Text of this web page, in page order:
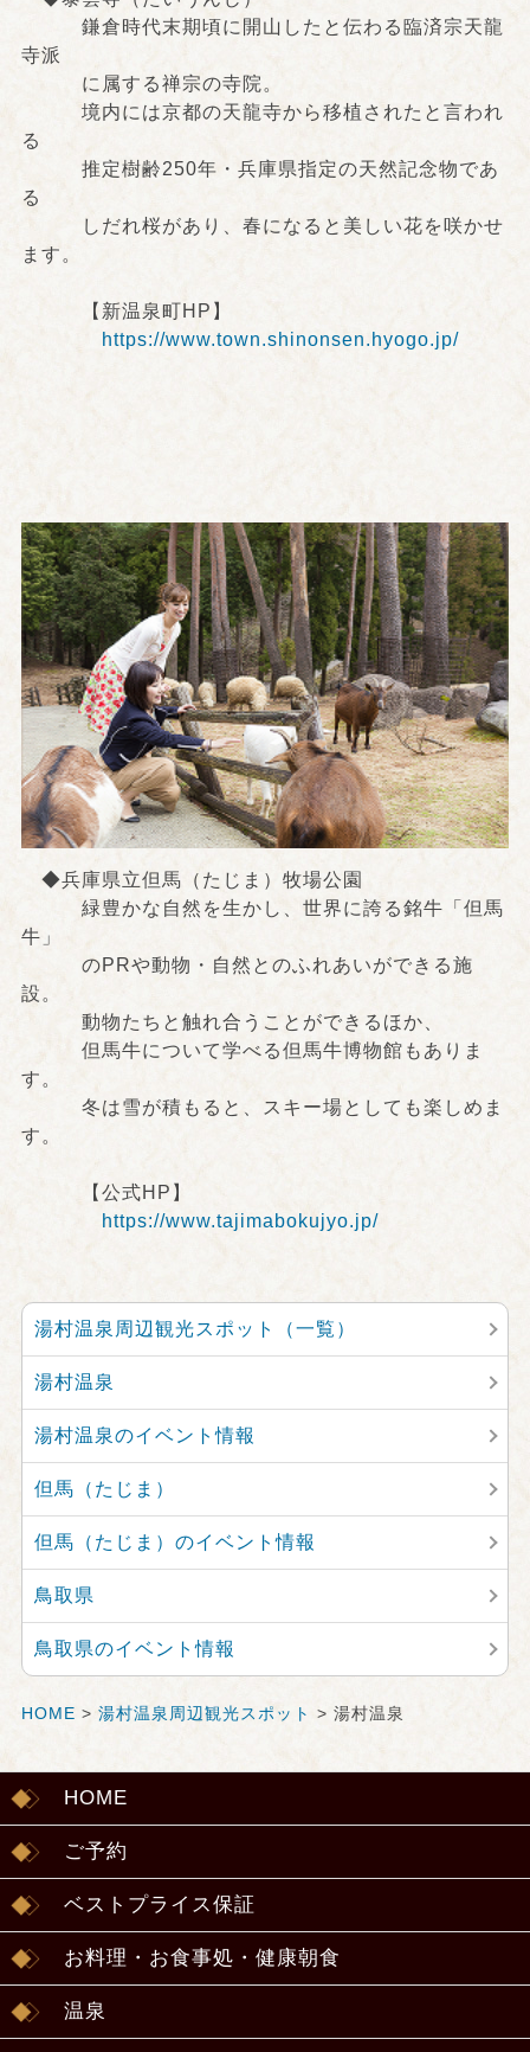
鎌倉時代末期頃に開山したと伝わる臨済宗天龍
寺派
に属する禅宗の寺院。
境内には京都の天龍寺から移植されたと言われ
る
推定樹齢250年・兵庫県指定の天然記念物であ
る
しだれ桜があり、春になると美しい花を咲かせ
ます。
【新温泉町HP】
https://www.town.shinonsen.hyogo.jp/
◆兵庫県立但馬（たじま）牧場公園
緑豊かな自然を生かし、世界に誇る銘牛「但馬
牛」
のPRや動物・自然とのふれあいができる施
設。
動物たちと触れ合うことができるほか、
但馬牛について学べる但馬牛博物館もありま
す。
冬は雪が積もると、スキー場としても楽しめま
す。
【公式HP】
https://www.tajimabokujyo.jp/
湯村温泉周辺観光スポット（一覧）
湯村温泉
湯村温泉のイベント情報
但馬（たじま）
但馬（たじま）のイベント情報
鳥取県
鳥取県のイベント情報
HOME > 湯村温泉周辺観光スポット > 湯村温泉
HOME
ご予約
ベストプライス保証
お料理・お食事処・健康朝食
温泉